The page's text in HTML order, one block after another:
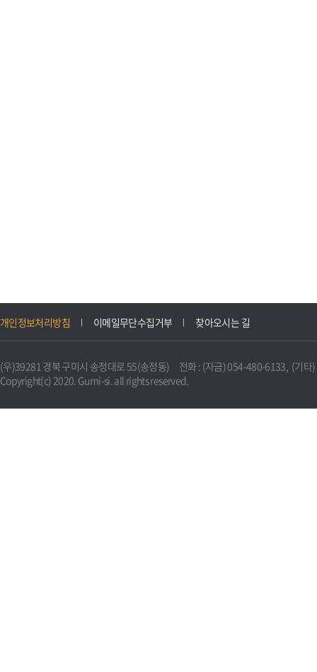
개인정보처리방침 이메일무단수집거부 찾아오시는 길
(우)39281 경북 구미시 송정대로 55(송정동) 전화 : (자금) 054-480-6133, (기타
Copyright(c) 2020. Gumi-si. all rights reserved.